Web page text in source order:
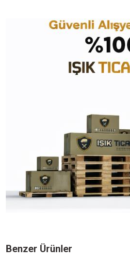
Benzer Ürünler